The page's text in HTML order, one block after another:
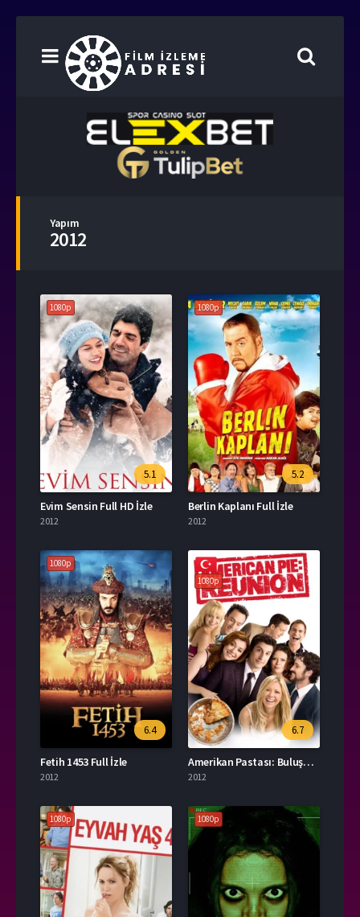
Yapım
2012
1080p
5.1
Evim Sensin Full HD İzle
2012
1080p
5.2
Berlin Kaplanı Full İzle
2012
1080p
6.4
Fetih 1453 Full İzle
2012
1080p
6.7
Amerikan Pastası: Buluşma HD İzle
2012
1080p 1080p